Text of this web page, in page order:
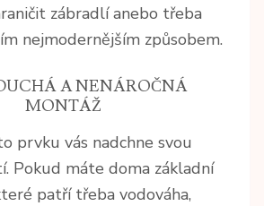
zábradlí anebo třeba
nejmodernějším způsobem.
A NENÁROČNÁ
MONTÁŽ
prvku vás nadchne svou
Pokud máte doma základní
patří třeba vodováha,